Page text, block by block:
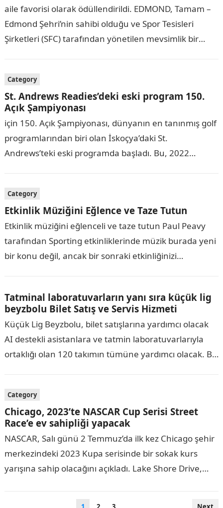
aile favorisi olarak ödüllendirildi. EDMOND, Tamam –
Edmond Şehri’nin sahibi olduğu ve Spor Tesisleri
Şirketleri (SFC) tarafından yönetilen mevsimlik bir
Category
St. Andrews Readies’deki eski program 150.
Açık Şampiyonası
için 150. Açık Şampiyonası, dünyanın en tanınmış golf
programlarından biri olan İskoçya’daki St.
Andrews’teki eski programda başladı. Bu, 2022
Category
Etkinlik Müziğini Eğlence ve Taze Tutun
Etkinlik müziğini eğlenceli ve taze tutun Paul Peavy
tarafından Sporting etkinliklerinde müzik burada yeni
bir konu değil, ancak bir sonraki etkinliğinizi
Tatminal laboratuvarların yanı sıra küçük lig
beyzbolu Bilet Satış ve Servis Hizmeti
Küçük Lig Beyzbolu, bilet satışlarına yardımcı olacak
AI destekli asistanlara ve tatmin laboratuvarlarıyla
ortaklığı olan 120 takımın tümüne yardımcı olacak. Bu
Category
Chicago, 2023’te NASCAR Cup Serisi Street
Race’e ev sahipliği yapacak
NASCAR, Salı günü 2 Temmuz’da ilk kez Chicago şehir
merkezindeki 2023 Kupa serisinde bir sokak kurs
yarışına sahip olacağını açıkladı. Lake Shore Drive,